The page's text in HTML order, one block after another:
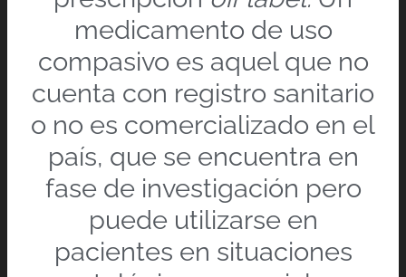
medicamento de uso
compasivo es aquel que no
cuenta con registro sanitario
o no es comercializado en el
país, que se encuentra en
fase de investigación pero
puede utilizarse en
pacientes en situaciones